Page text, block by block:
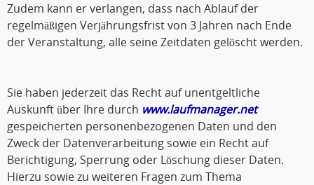
Zudem kann er verlangen, dass nach Ablauf der
regelmäßigen Verjährungsfrist von 3 Jahren nach Ende
der Veranstaltung, alle seine Zeitdaten gelöscht werden.
Sie haben jederzeit das Recht auf unentgeltliche
Auskunft über Ihre durch www.laufmanager.net
gespeicherten personenbezogenen Daten und den
Zweck der Datenverarbeitung sowie ein Recht auf
Berichtigung, Sperrung oder Löschung dieser Daten.
Hierzu sowie zu weiteren Fragen zum Thema